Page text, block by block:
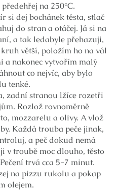
na 250°C.
si dej bochánek těsta, stlač
do stran a otáčej. Já si na
a tak ledabyle přehazuji,
větší, položím ho na vál
a nakonec vytvořím malý
co nejvíc, aby bylo
tenké.
zadní stranou lžíce rozetři
Rozlož rovnoměrně
mozzarelu a olivy. A vlož
Každá trouba peče jinak,
a peč dokud nemá
v troubě moc dlouho, těsto
trvá cca 5-7 minut.
na pizzu rukolu a pokap
olejem.